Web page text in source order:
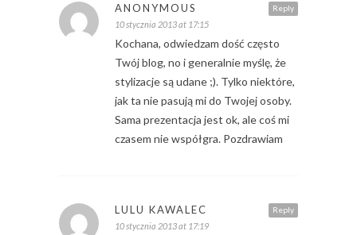
Reply
ANONYMOUS
10 stycznia 2013 at 17:15
Kochana, odwiedzam dość często
Twój blog, no i generalnie myślę, że
stylizacje są udane ;). Tylko niektóre,
jak ta nie pasują mi do Twojej osoby.
Sama prezentacja jest ok, ale coś mi
czasem nie współgra. Pozdrawiam
Reply
LULU KAWALEC
10 stycznia 2013 at 17:19